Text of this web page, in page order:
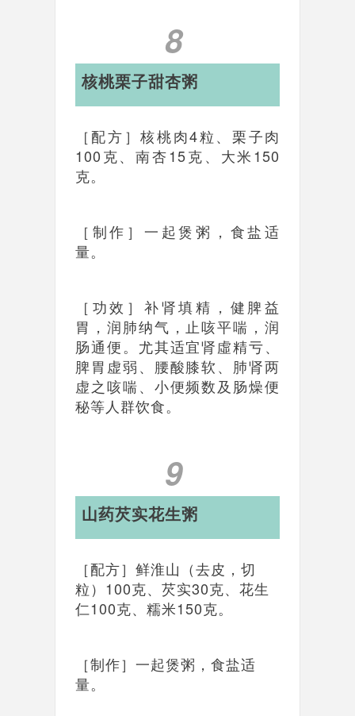
8
核桃栗子甜杏粥
［配方］核桃肉4粒、栗子肉
100克、南杏15克、大米150
克。
［制作］一起煲粥，食盐适
量。
［功效］补肾填精，健脾益
胃，润肺纳气，止咳平喘，润
肠通便。尤其适宜肾虛精亏、
脾胃虚弱、腰酸膝软、肺肾两
虚之咳喘、小便频数及肠燥便
秘等人群饮食。
9
山药芡实花生粥
［配方］鲜淮山（去皮，切
粒）100克、芡实30克、花生
仁100克、糯米150克。
［制作］一起煲粥，食盐适
量。